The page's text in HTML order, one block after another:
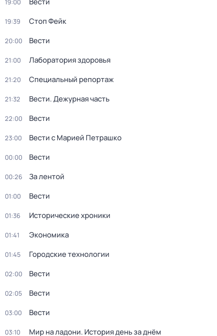
19:00
19:39 Стоп Фейк
20:00 Вести
21:00 Лаборатория здоровья
21:20 Специальный репортаж
21:32 Вести. Дежурная часть
22:00 Вести
23:00 Вести с Марией Петрашко
00:00 Вести
00:26 За лентой
01:00 Вести
01:36 Исторические хроники
01:41 Экономика
01:45 Городские технологии
02:00 Вести
02:05 Вести
03:00 Вести
03:10 Мир на ладони. История день за днём